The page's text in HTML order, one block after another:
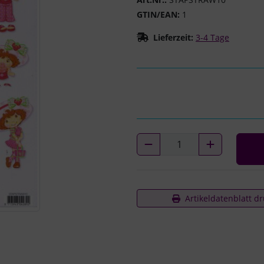
GTIN/EAN: 1
Lieferzeit: 3-4 Tage
Artikeldatenblatt